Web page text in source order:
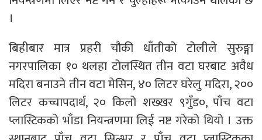
।
बिहीबार मात्र प्रहरी चौकी धाँतीको टोलीले सुरुङ्गा
नगरपालिका १० थलहा टोलस्थित तीन वटा घरबाट अवैध
मदिरा बनाउने तीन वटा मेसिन, ४० लिटर घरेलु मदिरा, २००
लिटर कच्चापदार्थ, २० किलो शख्खर ९गुँड०, पाँच वटा
प्लास्टिकको भाँडा नियन्त्रणमा लिई नष्ट गरेको थियो । उक्त